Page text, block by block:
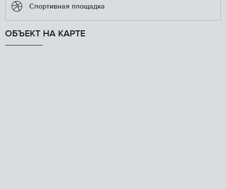
Спортивная площадка
ОБЪЕКТ НА КАРТЕ